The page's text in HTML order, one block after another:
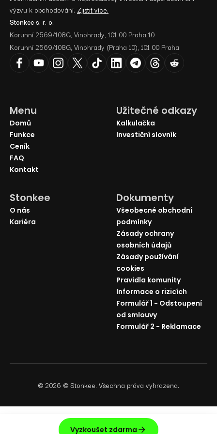
výzvu k obchodování. Zjistit více.
Stonkee s. r. o.
Korunní 2569/108G, Vinohrady, 101 00 Praha 10
Korunní 2569/108G, Vinohrady (Praha 10), 101 00 Praha
Menu
Domů
Funkce
Ceník
FAQ
Kontakt
Užitečné odkazy
Kalkulačka
Investiční slovník
Stonkee
O nás
Kariéra
Dokumenty
Všeobecné obchodní
podmínky
Zásady ochrany
osobních údajů
Zásady používání
cookies
Pravidla komunity
Informace o rizicích
Formulář 1 - Odstoupení
od smlouvy
Formulář 2 - Reklamace
©2026 © Stonkee. Všechna práva vyhrazena.
Vyzkoušet zdarma